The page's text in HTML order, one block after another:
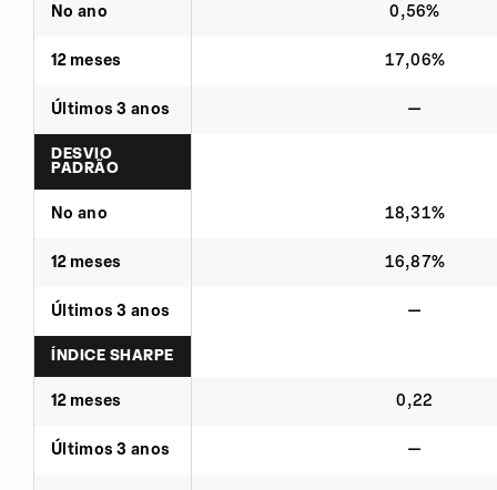
No ano 0,56%
12 meses 17,06%
Últimos 3 anos —
DESVIO
PADRÃO
No ano 18,31%
12 meses 16,87%
Últimos 3 anos —
ÍNDICE SHARPE
12 meses 0,22
Últimos 3 anos —